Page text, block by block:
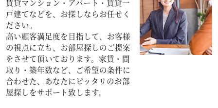
賃貸マンション・アパート・賃貸一
戸建てなどを、お探しならお任せく
ださい。
高い顧客満足度を目指して、お客様
の視点に立ち、お部屋探しのご提案
をさせて頂いております。家賃・間
取り・築年数など、ご希望の条件に
合わせた、あなたにピッタリのお部
屋探しをサポート致します。